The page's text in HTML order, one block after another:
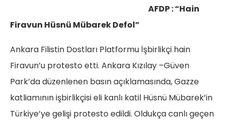
AFDP : “Hain
Firavun Hüsnü Mübarek Defol”
Ankara Filistin Dostları Platformu İşbirlikçi hain
Firavun’u protesto etti. Ankara Kızılay –Güven
Park’da düzenlenen basın açıklamasında, Gazze
katliamının işbirlikçisi eli kanlı katil Hüsnü Mübarek’in
Türkiye’ye gelişi protesto edildi. Oldukça canlı geçen